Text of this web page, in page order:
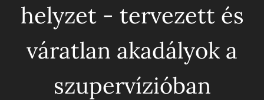
helyzet - tervezett és
váratlan akadályok a
szupervízióban